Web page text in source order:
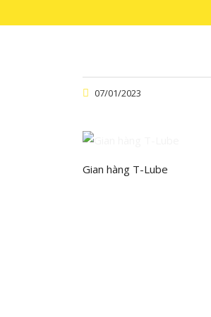
07/01/2023
Gian hàng T-Lube